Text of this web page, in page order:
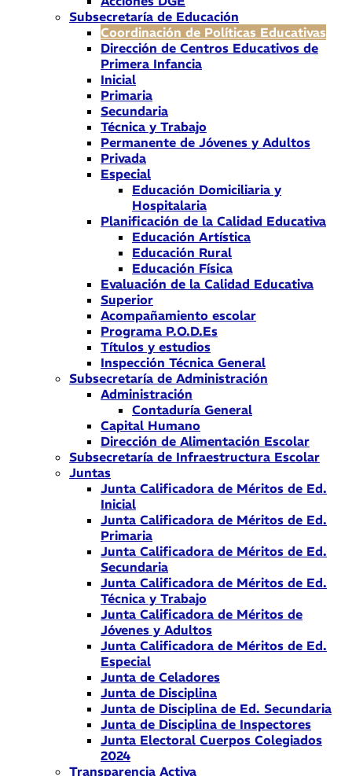
Subsecretaría de Educación
Coordinación de Políticas Educativas
Dirección de Centros Educativos de
Primera Infancia
Inicial
Primaria
Secundaria
Técnica y Trabajo
Permanente de Jóvenes y Adultos
Privada
Especial
Educación Domiciliaria y
Hospitalaria
Planificación de la Calidad Educativa
Educación Artística
Educación Rural
Educación Física
Evaluación de la Calidad Educativa
Superior
Acompañamiento escolar
Programa P.O.D.Es
Títulos y estudios
Inspección Técnica General
Subsecretaría de Administración
Administración
Contaduría General
Capital Humano
Dirección de Alimentación Escolar
Subsecretaría de Infraestructura Escolar
Juntas
Junta Calificadora de Méritos de Ed.
Inicial
Junta Calificadora de Méritos de Ed.
Primaria
Junta Calificadora de Méritos de Ed.
Secundaria
Junta Calificadora de Méritos de Ed.
Técnica y Trabajo
Junta Calificadora de Méritos de
Jóvenes y Adultos
Junta Calificadora de Méritos de Ed.
Especial
Junta de Celadores
Junta de Disciplina
Junta de Disciplina de Ed. Secundaria
Junta de Disciplina de Inspectores
Junta Electoral Cuerpos Colegiados
2024
Transparencia Activa